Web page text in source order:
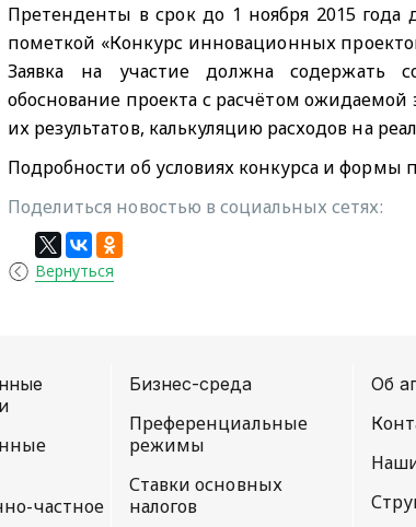
Претенденты в срок до 1 ноября 2015
пометкой «Конкурс инновационных
Заявка на участие должна содержать
обоснование проекта с расчётом
их результатов, калькуляцию расходов на
Подробности об условиях конкурса и
Поделиться новостью в социальных сетях:
Вернуться
частное
Бизнес-среда
Преференциальные
режимы
Ставки основных
налогов
Об